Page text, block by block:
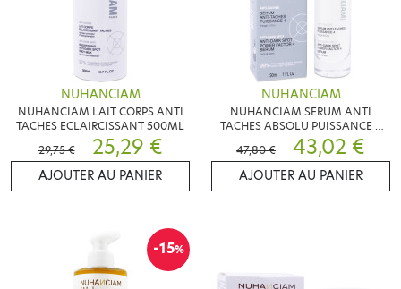
NUHANCIAM
NUHANCIAM LAIT CORPS ANTI
TACHES ECLAIRCISSANT 500ML
29,75 €
25,29 €
AJOUTER AU PANIER
NUHANCIAM
NUHANCIAM SERUM ANTI
TACHES ABSOLU PUISSANCE 4
30ML
47,80 € 43,02 €
AJOUTER AU PANIER
-15%